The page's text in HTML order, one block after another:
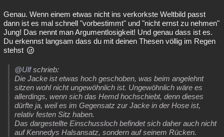
Genau. Wenn einem etwas nicht ins verkorkste Weltbild passt
dann ist es mal schnell "vorbestimmt" und "nicht ernst zu nehmen"
Jung! Das nennt man Argumentlosigkeit! Und genau dass ist es.
Du erkennst langsam dass du mit deinen Thesen völlig im Regen
stehst
@Ulfschrieb:
Die Jacke ist etwas hoch geschoben, was beim angelehnt
sitzen wohl nicht ungewöhnlich ist. Ungewöhnlich wäre es
allerdings, wenn sich das Hemd hochschiebt, denn dieses
dürfte ja, weil es im Gegensatz zur Jacke in der Hose ist,
relativ festen Sitz haben.
Das dargestellte Einschussloch befindet sich daher auch nicht
auf Kennedys Halsansatz, sondern auf seinem Rücken.